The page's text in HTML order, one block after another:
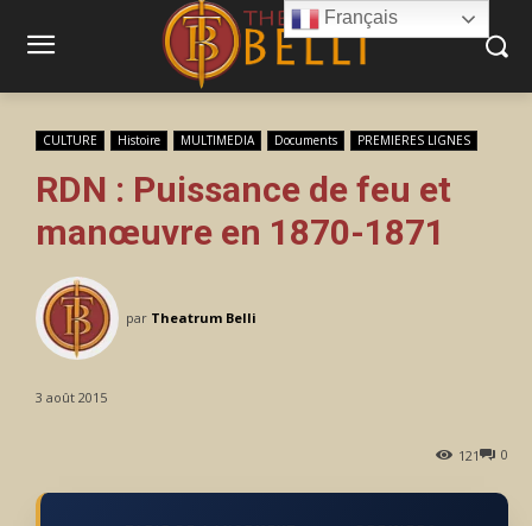
CULTURE Histoire MULTIMEDIA Documents PREMIERES LIGNES
RDN : Puissance de feu et
manœuvre en 1870-1871
par Theatrum Belli
3 août 2015
0
121
Français